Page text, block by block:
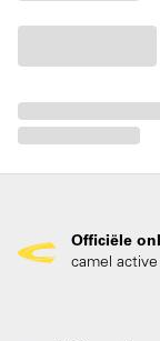
Officiële
camel